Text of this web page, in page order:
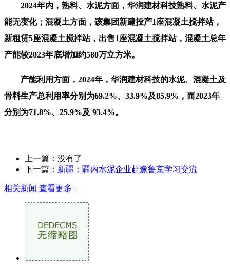
2024年内，熟料、水泥方面，华润建材科技熟料、水泥产
能无变化；混凝土方面，该集团新建投产1座混凝土搅拌站，
新租赁5座混凝土搅拌站，出售1座混凝土搅拌站，混凝土总年
产能较2023年底增加约580万立方米。
产能利用方面，2024年，华润建材科技的水泥、混凝土及
骨料生产总利用率分别为69.2%、33.9%及85.9%，而2023年
分别为71.8%、25.9%及 93.4%。
上一篇：没有了
下一篇： 新疆：疆内水泥企业赴豫鲁京学习交流
相关新闻 查看更多+